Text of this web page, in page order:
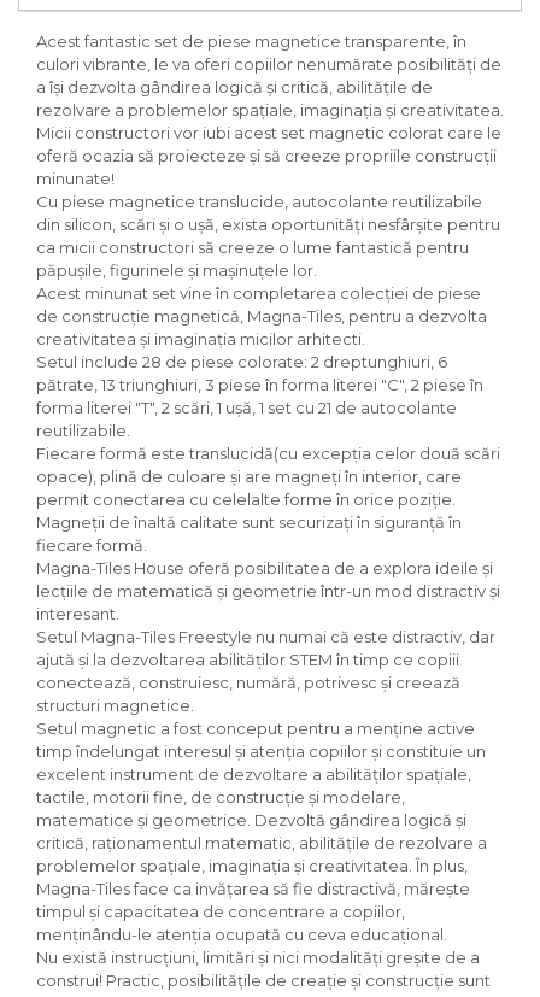
Acest fantastic set de piese magnetice transparente, în
culori vibrante, le va oferi copiilor nenumărate posibilități de
a își dezvolta gândirea logică și critică, abilitățile de
rezolvare a problemelor spațiale, imaginația și creativitatea.
Micii constructori vor iubi acest set magnetic colorat care le
oferă ocazia să proiecteze și să creeze propriile construcții
minunate!
Cu piese magnetice translucide, autocolante reutilizabile
din silicon, scări și o ușă, exista oportunități nesfârșite pentru
ca micii constructori să creeze o lume fantastică pentru
păpușile, figurinele și mașinuțele lor.
Acest minunat set vine în completarea colecției de piese
de construcție magnetică, Magna-Tiles, pentru a dezvolta
creativitatea și imaginația micilor arhitecti.
Setul include 28 de piese colorate: 2 dreptunghiuri, 6
pătrate, 13 triunghiuri, 3 piese în forma literei "C", 2 piese în
forma literei "T", 2 scări, 1 ușă, 1 set cu 21 de autocolante
reutilizabile.
Fiecare formă este translucidă(cu excepția celor două scări
opace), plină de culoare și are magneți în interior, care
permit conectarea cu celelalte forme în orice poziție.
Magneții de înaltă calitate sunt securizați în siguranță în
fiecare formă.
Magna-Tiles House oferă posibilitatea de a explora ideile și
lecțiile de matematică și geometrie într-un mod distractiv și
interesant.
Setul Magna-Tiles Freestyle nu numai că este distractiv, dar
ajută și la dezvoltarea abilităților STEM în timp ce copiii
conectează, construiesc, numără, potrivesc și creează
structuri magnetice.
Setul magnetic a fost conceput pentru a menține active
timp îndelungat interesul și atenția copiilor și constituie un
excelent instrument de dezvoltare a abilităților spațiale,
tactile, motorii fine, de construcție și modelare,
matematice și geometrice. Dezvoltă gândirea logică și
critică, raționamentul matematic, abilitățile de rezolvare a
problemelor spațiale, imaginația și creativitatea. În plus,
Magna-Tiles face ca invățarea să fie distractivă, mărește
timpul și capacitatea de concentrare a copiilor,
menținându-le atenția ocupată cu ceva educațional.
Nu există instrucțiuni, limitări și nici modalități greșite de a
construi! Practic, posibilitățile de creație și construcție sunt